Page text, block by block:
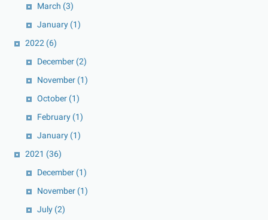
March (3)
January (1)
2022 (6)
December (2)
November (1)
October (1)
February (1)
January (1)
2021 (36)
December (1)
November (1)
July (2)